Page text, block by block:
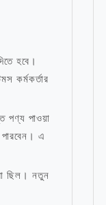
হবে।
কর্মকর্তার
পণ্য পাওয়া
পারবেন। এ
ছিল। নতুন